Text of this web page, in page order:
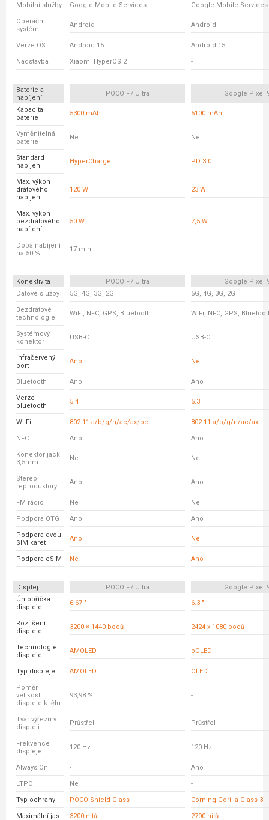
Mobilní služby Google Mobile Services Google Mobile Services
Operační
systém
Android Android
Verze OS Android 15 Android 15
Nadstavba Xiaomi HyperOS 2 -
Baterie a
nabíjení
POCO F7 Ultra Google Pixel
Kapacita
baterie
5300 mAh 5100 mAh
Vyměnitelná
baterie
Ne Ne
Standard
nabíjení
HyperCharge PD 3.0
Max. výkon
drátového
nabíjení
120 W 23 W
Max. výkon
bezdrátového
nabíjení
50 W 7,5 W
Doba nabíjení
na 50 %
17 min. -
Konektivita POCO F7 Ultra
Google Pixel
Datové služby
5G, 4G, 3G, 2G 5G, 4G, 3G, 2G
Bezdrátové
technologie
WiFi, NFC, GPS, Bluetooth WiFi, NFC, GPS,
Systémový
konektor
USB-C USB-C
Infračervený
port
Ano Ne
Bluetooth Ano Ano
Verze
bluetooth
5.4 5.3
Wi-Fi 802.11 a/b/g/n/ac/ax/be 802.11 a/b/g/n/ac/ax
NFC Ano Ano
Konektor jack
3,5mm
Ne Ne
Stereo
reproduktory
Ano Ano
FM rádio Ne Ne
Podpora OTG Ano Ano
Podpora dvou
SIM karet
Ano Ne
Podpora eSIM Ne Ano
Displej POCO F7 Ultra
Google Pixel
Úhlopříčka
displeje
6.67 " 6.3 "
Rozlišení
displeje
3200 × 1440 bodů 2424 x 1080 bodů
Technologie
displeje
AMOLED pOLED
Typ displeje AMOLED OLED
Poměr
velikosti
displeje k tělu
93,98 % -
Tvar výřezu v
displeji
Průstřel Průstřel
Frekvence
displeje
120 Hz 120 Hz
Always On - Ano
LTPO Ne -
Typ ochrany POCO Shield Glass Corning Gorilla Glass 3
Maximální jas 3200 nitů 2700 nitů